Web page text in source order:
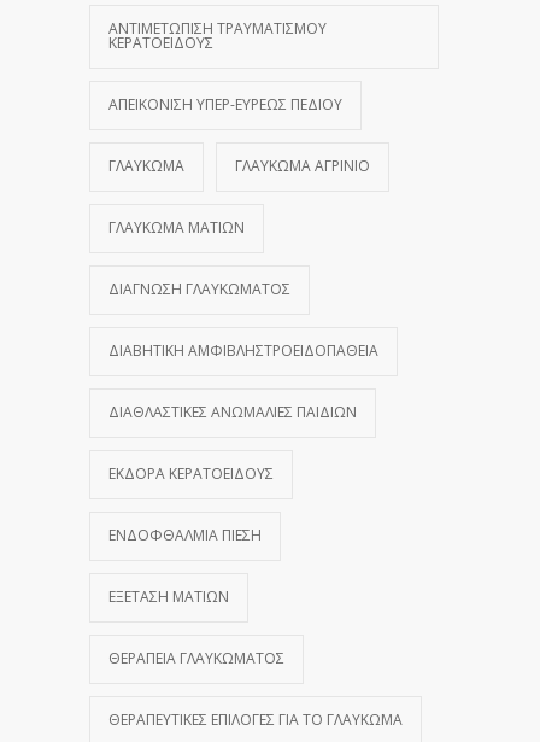
ΑΝΤΙΜΕΤΏΠΙΣΗ ΤΡΑΥΜΑΤΙΣΜΟΎ
ΚΕΡΑΤΟΕΙΔΟΎΣ
ΑΠΕΙΚΌΝΙΣΗ ΥΠΕΡ-ΕΥΡΈΩΣ ΠΕΔΊΟΥ
ΓΛΑΎΚΩΜΑ ΓΛΑΎΚΩΜΑ ΑΓΡΊΝΙΟ
ΓΛΑΎΚΩΜΑ ΜΑΤΙΏΝ
ΔΙΆΓΝΩΣΗ ΓΛΑΥΚΏΜΑΤΟΣ
ΔΙΑΒΗΤΙΚΉ ΑΜΦΙΒΛΗΣΤΡΟΕΙΔΟΠΆΘΕΙΑ
ΔΙΑΘΛΑΣΤΙΚΈΣ ΑΝΩΜΑΛΊΕΣ ΠΑΙΔΙΏΝ
ΕΚΔΟΡΆ ΚΕΡΑΤΟΕΙΔΟΎΣ
ΕΝΔΟΦΘΆΛΜΙΑ ΠΊΕΣΗ
ΕΞΈΤΑΣΗ ΜΑΤΙΏΝ
ΘΕΡΑΠΕΊΑ ΓΛΑΥΚΏΜΑΤΟΣ
ΘΕΡΑΠΕΥΤΙΚΈΣ ΕΠΙΛΟΓΈΣ ΓΙΑ ΤΟ ΓΛΑΎΚΩΜΑ